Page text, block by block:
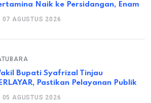
Naik ke Persidangan, Enam
07 AGUSTUS 2026
Bupati Syafrizal Tinjau
Pastikan Pelayanan Publik
05 AGUSTUS 2026